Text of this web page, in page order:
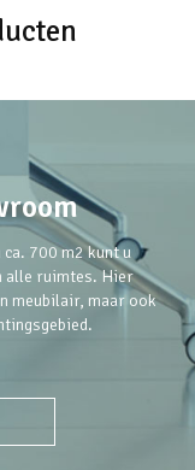
700 m2 kunt u
alle ruimtes. Hier
meubilair, maar ook